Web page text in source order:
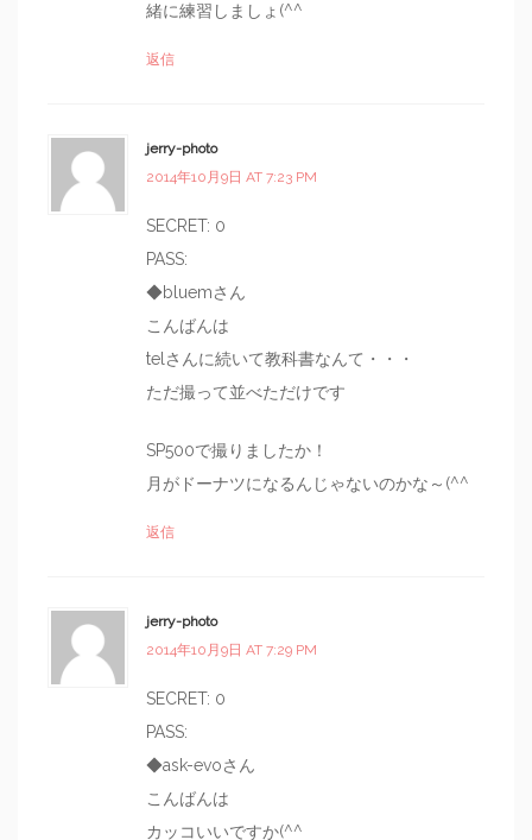
緒に練習しましょ(^^
返信
jerry-photo
2014年10月9日 AT 7:23 PM
SECRET: 0
PASS:
◆bluemさん
こんばんは
telさんに続いて教科書なんて・・・
ただ撮って並べただけです
SP500で撮りましたか！
月がドーナツになるんじゃないのかな～(^^
返信
jerry-photo
2014年10月9日 AT 7:29 PM
SECRET: 0
PASS:
◆ask-evoさん
こんばんは
カッコいいですか(^^